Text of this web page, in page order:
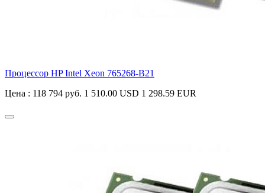
Процессор HP Intel Xeon 765268-B21
Цена : 118 794 руб. 1 510.00 USD 1 298.59 EUR